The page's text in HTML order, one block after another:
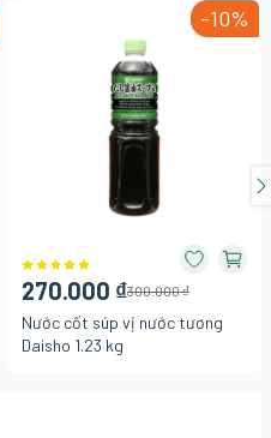
-10%
270.000 ₫300.000 ₫
Nước cốt súp vị nước tương
Daisho 1.23 kg